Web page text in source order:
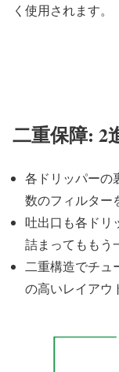
く使用されます。
二重保障: 2
各ドリッパーの
数のフィルター
吐出口も各ドリ
詰まってももう
二重構造でチュ
の高いレイアウ